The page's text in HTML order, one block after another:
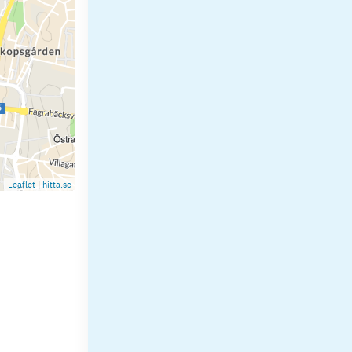
Leaflet | hitta.se